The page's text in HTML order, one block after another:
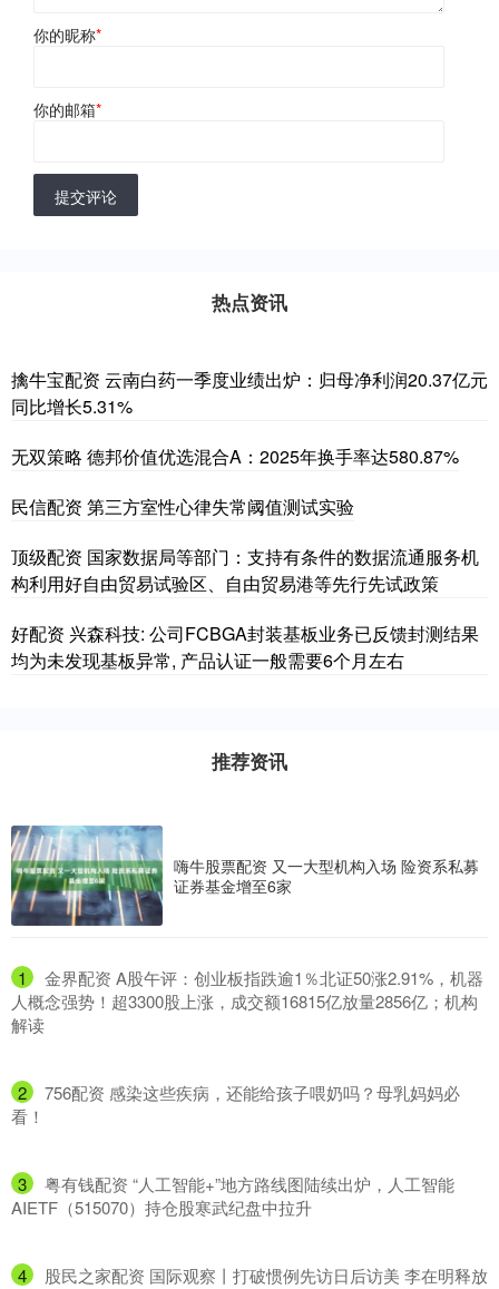
你的昵称*
你的邮箱*
提交评论
热点资讯
擒牛宝配资 云南白药一季度业绩出炉：归母净利润20.37亿元
同比增长5.31%
无双策略 德邦价值优选混合A：2025年换手率达580.87%
民信配资 第三方室性心律失常阈值测试实验
顶级配资 国家数据局等部门：支持有条件的数据流通服务机
构利用好自由贸易试验区、自由贸易港等先行先试政策
好配资 兴森科技: 公司FCBGA封装基板业务已反馈封测结果
均为未发现基板异常, 产品认证一般需要6个月左右
推荐资讯
嗨牛股票配资 又一大型机构入场 险资系私募
证券基金增至6家
1
​金界配资 A股午评：创业板指跌逾1％北证50涨2.91%，机器
人概念强势！超3300股上涨，成交额16815亿放量2856亿；机构
解读
2
​756配资 感染这些疾病，还能给孩子喂奶吗？母乳妈妈必
看！
3
​粤有钱配资 “人工智能+”地方路线图陆续出炉，人工智能
AIETF（515070）持仓股寒武纪盘中拉升
4
​股民之家配资 国际观察丨打破惯例先访日后访美 李在明释放